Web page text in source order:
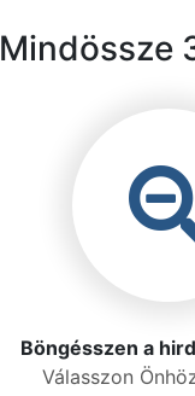
Mindössze
Böngésszen a
Válasszon